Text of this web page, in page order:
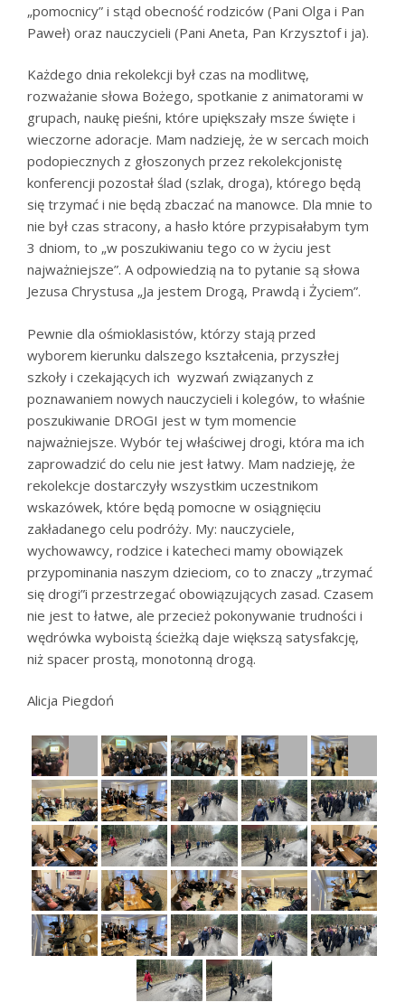
„pomocnicy” i stąd obecność rodziców (Pani Olga i Pan
Paweł) oraz nauczycieli (Pani Aneta, Pan Krzysztof i ja).
Każdego dnia rekolekcji był czas na modlitwę,
rozważanie słowa Bożego, spotkanie z animatorami w
grupach, naukę pieśni, które upiększały msze święte i
wieczorne adoracje. Mam nadzieję, że w sercach moich
podopiecznych z głoszonych przez rekolekcjonistę
konferencji pozostał ślad (szlak, droga), którego będą
się trzymać i nie będą zbaczać na manowce. Dla mnie to
nie był czas stracony, a hasło które przypisałabym tym
3 dniom, to „w poszukiwaniu tego co w życiu jest
najważniejsze”. A odpowiedzią na to pytanie są słowa
Jezusa Chrystusa „Ja jestem Drogą, Prawdą i Życiem”.
Pewnie dla ośmioklasistów, którzy stają przed
wyborem kierunku dalszego kształcenia, przyszłej
szkoły i czekających ich wyzwań związanych z
poznawaniem nowych nauczycieli i kolegów, to właśnie
poszukiwanie DROGI jest w tym momencie
najważniejsze. Wybór tej właściwej drogi, która ma ich
zaprowadzić do celu nie jest łatwy. Mam nadzieję, że
rekolekcje dostarczyły wszystkim uczestnikom
wskazówek, które będą pomocne w osiągnięciu
zakładanego celu podróży. My: nauczyciele,
wychowawcy, rodzice i katecheci mamy obowiązek
przypominania naszym dzieciom, co to znaczy „trzymać
się drogi”i przestrzegać obowiązujących zasad. Czasem
nie jest to łatwe, ale przecież pokonywanie trudności i
wędrówka wyboistą ścieżką daje większą satysfakcję,
niż spacer prostą, monotonną drogą.
Alicja Piegdoń